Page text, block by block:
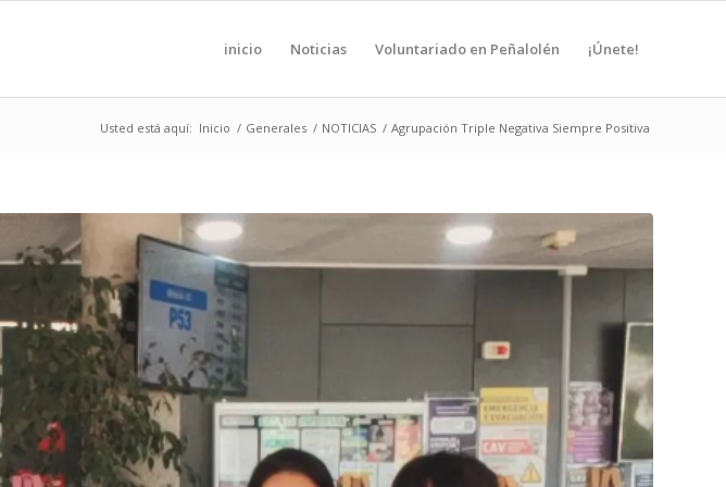
inicio Noticias Voluntariado en Peñalolén ¡Únete!
Usted está aquí: Inicio / Generales / NOTICIAS / Agrupación Triple Negativa Siempre Positiva